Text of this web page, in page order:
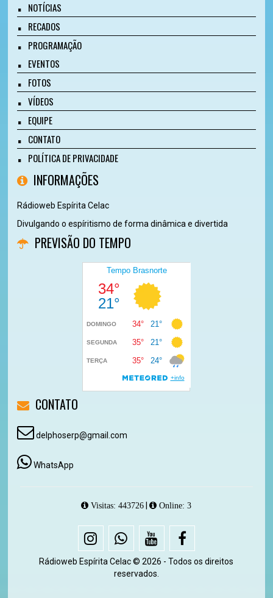
NOTÍCIAS
RECADOS
PROGRAMAÇÃO
EVENTOS
FOTOS
VÍDEOS
EQUIPE
CONTATO
POLÍTICA DE PRIVACIDADE
INFORMAÇÕES
Rádioweb Espírita Celac
Divulgando o espíritismo de forma dinâmica e divertida
PREVISÃO DO TEMPO
CONTATO
delphoserp@gmail.com
WhatsApp
Visitas: 443726 | Online: 3
Rádioweb Espírita Celac © 2026 - Todos os direitos
reservados.